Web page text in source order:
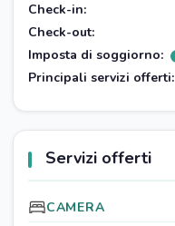
Check-in:
Check-out:
Imposta di soggiorno:
Principali servizi offerti:
Servizi offerti
CAMERA